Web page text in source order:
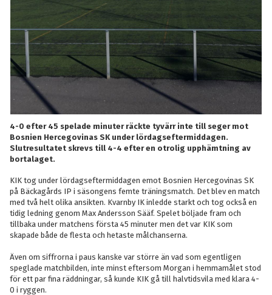
4-0 efter 45 spelade minuter räckte tyvärr inte till seger mot
Bosnien Hercegovinas SK under lördagseftermiddagen.
Slutresultatet skrevs till 4-4 efter en otrolig upphämtning av
bortalaget.
KIK tog under lördagseftermiddagen emot Bosnien Hercegovinas SK
på Bäckagårds IP i säsongens femte träningsmatch. Det blev en match
med två helt olika ansikten. Kvarnby IK inledde starkt och tog också en
tidig ledning genom Max Andersson Sääf. Spelet böljade fram och
tillbaka under matchens första 45 minuter men det var KIK som
skapade både de flesta och hetaste målchanserna.
Även om siffrorna i paus kanske var större än vad som egentligen
speglade matchbilden, inte minst eftersom Morgan i hemmamålet stod
för ett par fina räddningar, så kunde KIK gå till halvtidsvila med klara 4-
0 i ryggen.